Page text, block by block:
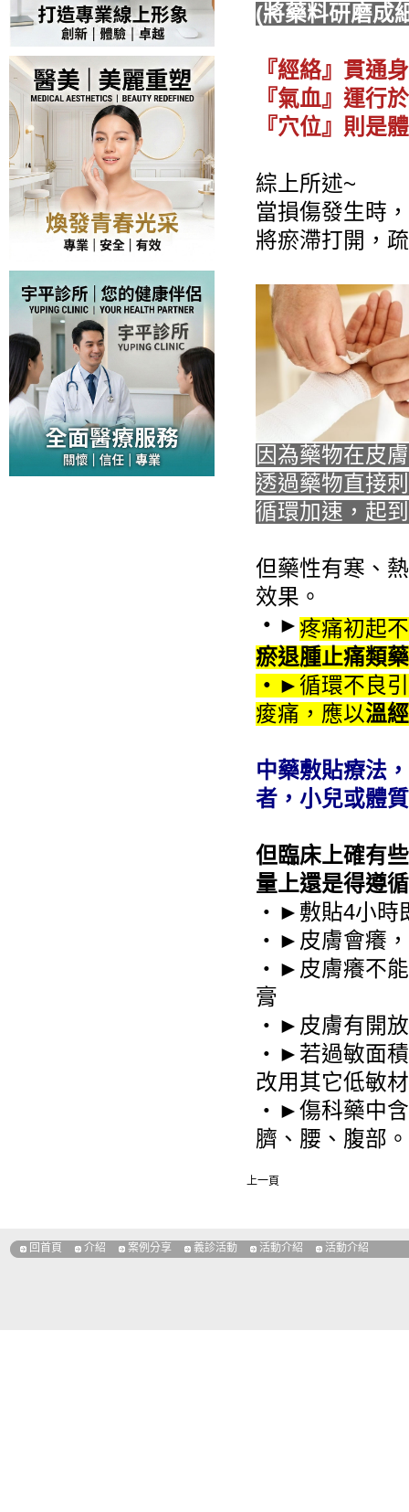
(將藥料研磨成
『經絡』貫通
『氣血』運行
『穴位』則是
綜上所述~
當損傷發生時
將瘀滯打開，
因為藥物在皮
透過藥物直接
循環加速，起
但藥性有寒、
效果。
‧ ► 疼痛初起
瘀退腫止痛類
‧ ►循環不良
痠痛，應以溫
中藥敷貼療法
者，小兒或體
但臨床上確有
量上還是得遵
‧►敷貼4小時
‧►皮膚會癢
‧►皮膚癢不能
膏
‧►皮膚有開放
‧►若過敏面積
改用其它低敏
‧►傷科藥中含
臍、腰、腹部。
上一頁
回首頁 介紹 案例分享 義診活動 活動介紹 活動介紹